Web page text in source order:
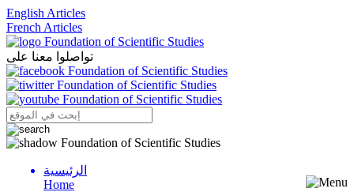
English Articles
French Articles
تواصلوا معنا على
Menu
الرئيسية
Home